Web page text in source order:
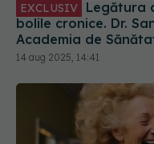
EXCLUSIV
bolile cronice. Dr.
Academia de
14 aug 2025, 14:41